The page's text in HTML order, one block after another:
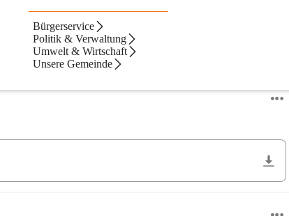
Bürgerservice
Politik & Verwaltung
Umwelt & Wirtschaft
Unsere Gemeinde